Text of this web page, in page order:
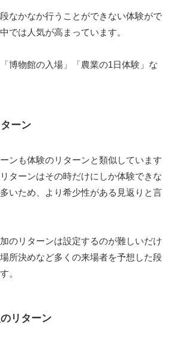
なかなか行うことができない体験がで
では人気が高まっています。
博物館の入場」「農業の1日体験」な
ーン
ンも体験のリターンと類似しています
ターンはその時だけにしか体験できな
いため、より希少性がある見返りと言
のリターンは設定するのが難しいだけ
所決めなど多くの来場者を予想した段
。
リターン